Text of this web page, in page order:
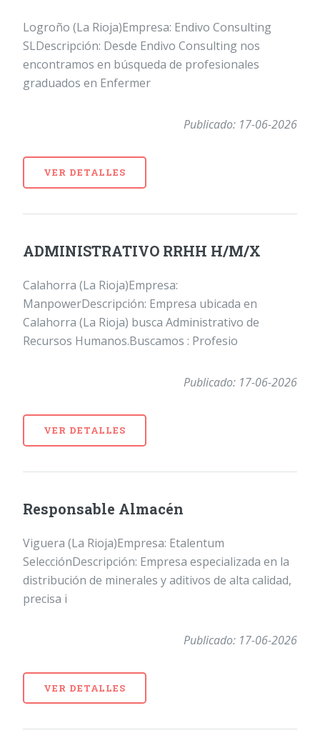
Logroño (La Rioja)Empresa: Endivo Consulting
SLDescripción: Desde Endivo Consulting nos
encontramos en búsqueda de profesionales
graduados en Enfermer
Publicado: 17-06-2026
VER DETALLES
ADMINISTRATIVO RRHH H/M/X
Calahorra (La Rioja)Empresa:
ManpowerDescripción: Empresa ubicada en
Calahorra (La Rioja) busca Administrativo de
Recursos Humanos.Buscamos : Profesio
Publicado: 17-06-2026
VER DETALLES
Responsable Almacén
Viguera (La Rioja)Empresa: Etalentum
SelecciónDescripción: Empresa especializada en la
distribución de minerales y aditivos de alta calidad,
precisa i
Publicado: 17-06-2026
VER DETALLES